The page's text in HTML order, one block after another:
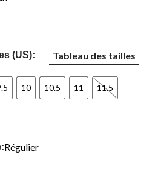
(US): Tableau des tailles
10 10.5 11 11.5
Régulier